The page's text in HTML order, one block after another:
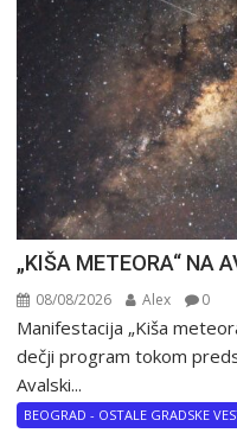
„KIŠA METEORA“ NA
08/08/2026 Alex 0
Manifestacija „Kiša
dečji program tokom
Avalski...
BEOGRAD - OSTALE GRADSKE